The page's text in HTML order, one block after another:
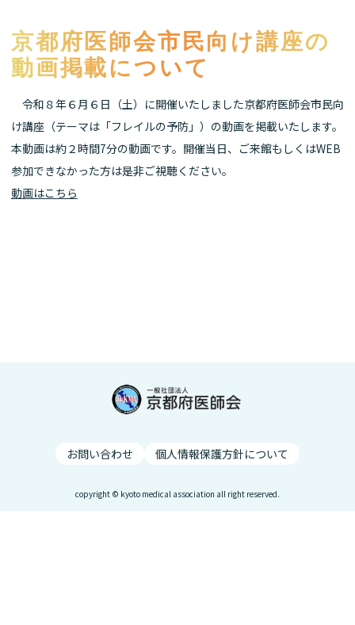
京都府医師会市民向け講座の
動画掲載について
令和８年６月６日（土）に開催いたしました京都府医師会市民向
け講座（テーマは「フレイルの予防」）の動画を掲載いたします。
本動画は約２時間7分の動画です。開催当日、ご来館もしくはWEB
参加できなかった方は是非ご視聴ください。
動画はこちら
お問い合わせ 個人情報保護方針について
copyright © kyoto medical association all right reserved.